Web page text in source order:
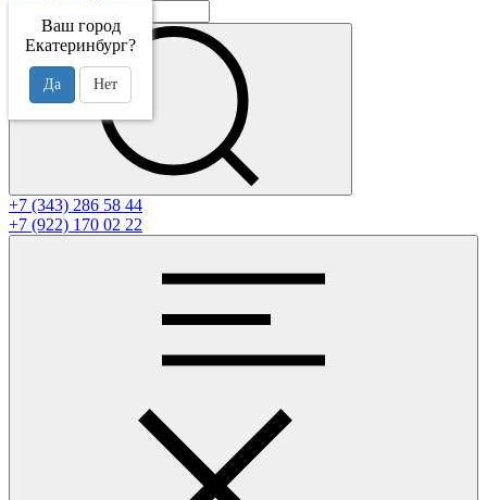
Ваш город
Екатеринбург?
Да Нет
+7 (343) 286 58 44
+7 (922) 170 02 22